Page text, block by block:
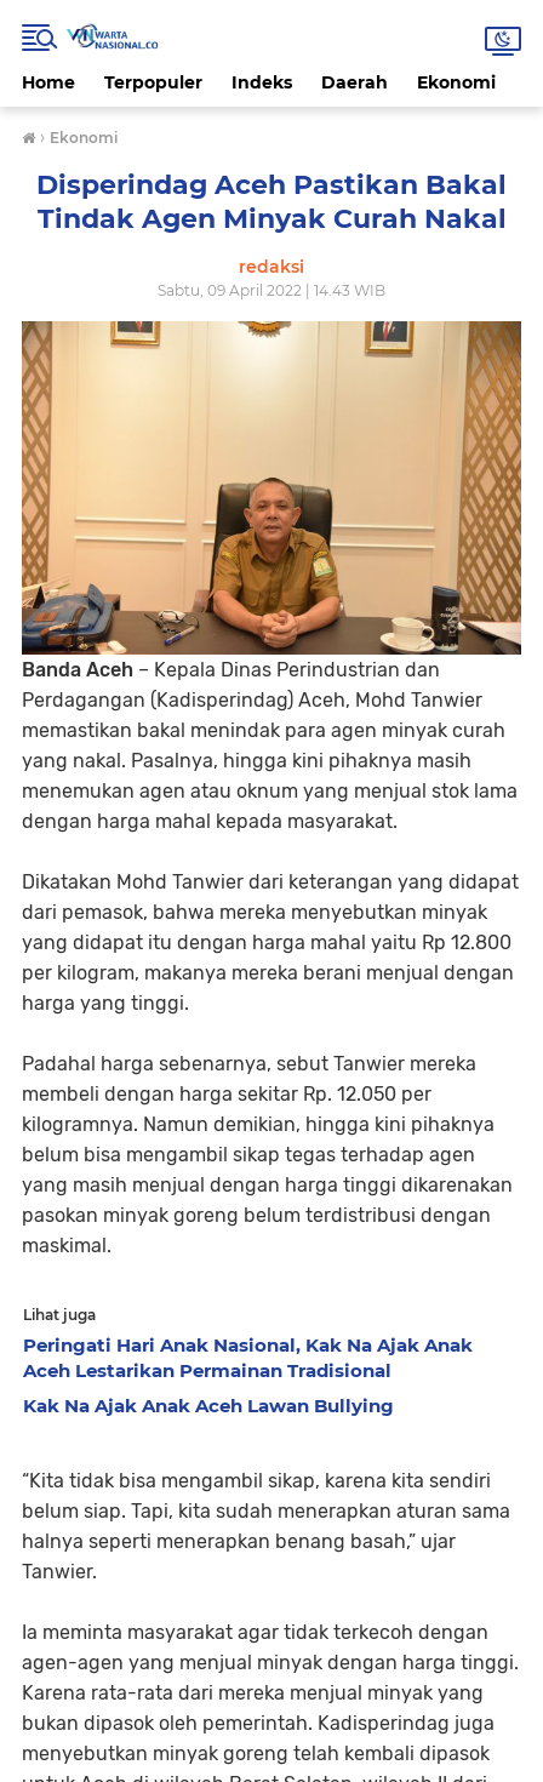
Home Terpopuler Indeks Daerah Ekonomi
› Ekonomi
Disperindag Aceh Pastikan Bakal
Tindak Agen Minyak Curah Nakal
redaksi
Sabtu, 09 April 2022 | 14.43 WIB
Banda Aceh – Kepala Dinas Perindustrian dan
Perdagangan (Kadisperindag) Aceh, Mohd Tanwier
memastikan bakal menindak para agen minyak curah
yang nakal. Pasalnya, hingga kini pihaknya masih
menemukan agen atau oknum yang menjual stok lama
dengan harga mahal kepada masyarakat.
Dikatakan Mohd Tanwier dari keterangan yang didapat
dari pemasok, bahwa mereka menyebutkan minyak
yang didapat itu dengan harga mahal yaitu Rp 12.800
per kilogram, makanya mereka berani menjual dengan
harga yang tinggi.
Padahal harga sebenarnya, sebut Tanwier mereka
membeli dengan harga sekitar Rp. 12.050 per
kilogramnya. Namun demikian, hingga kini pihaknya
belum bisa mengambil sikap tegas terhadap agen
yang masih menjual dengan harga tinggi dikarenakan
pasokan minyak goreng belum terdistribusi dengan
maskimal.
Lihat juga
Peringati Hari Anak Nasional, Kak Na Ajak Anak
Aceh Lestarikan Permainan Tradisional
Kak Na Ajak Anak Aceh Lawan Bullying
“Kita tidak bisa mengambil sikap, karena kita sendiri
belum siap. Tapi, kita sudah menerapkan aturan sama
halnya seperti menerapkan benang basah,” ujar
Tanwier.
Ia meminta masyarakat agar tidak terkecoh dengan
agen-agen yang menjual minyak dengan harga tinggi.
Karena rata-rata dari mereka menjual minyak yang
bukan dipasok oleh pemerintah. Kadisperindag juga
menyebutkan minyak goreng telah kembali dipasok